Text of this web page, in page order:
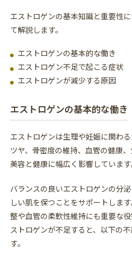
エストロゲンの基本知識と重要性
て解説します。
エストロゲンの基本的な働き
エストロゲン不足で起こる症状
エストロゲンが減少する原因
エストロゲンの基本的な働き
エストロゲンは生理や妊娠に関わ
ツヤ、骨密度の維持、血管の健康
美容と健康に幅広く影響しています
バランスの良いエストロゲンの分
しい肌を保つことをサポートしま
整や血管の柔軟性維持にも重要な
ストロゲンが不足すると、以下の
す。